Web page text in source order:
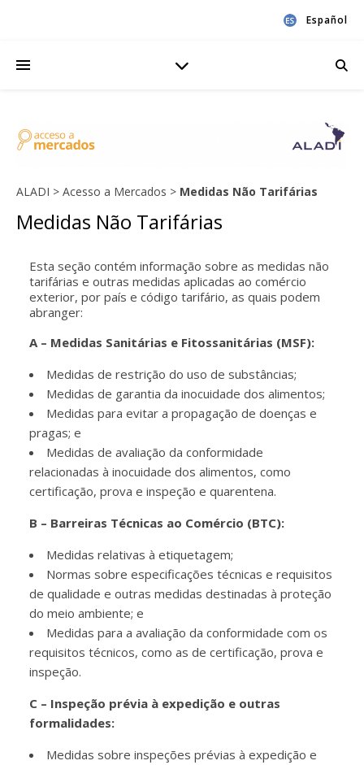
Español
ALADI > Acesso a Mercados > Medidas Não Tarifárias
Medidas Não Tarifárias
Esta seção contém informação sobre as medidas não
tarifárias e outras medidas aplicadas ao comércio
exterior, por país e código tarifário, as quais podem
abranger:
A – Medidas Sanitárias e Fitossanitárias (MSF):
Medidas de restrição do uso de substâncias;
Medidas de garantia da inocuidade dos alimentos;
Medidas para evitar a propagação de doenças e
pragas; e
Medidas de avaliação da conformidade
relacionadas à inocuidade dos alimentos, como
certificação, prova e inspeção e quarentena.
B – Barreiras Técnicas ao Comércio (BTC):
Medidas relativas à etiquetagem;
Normas sobre especificações técnicas e requisitos
de qualidade e outras medidas destinadas à proteção
do meio ambiente; e
Medidas para a avaliação da conformidade com os
requisitos técnicos, como as de certificação, prova e
inspeção.
C – Inspeção prévia à expedição e outras
formalidades:
Medidas sobre inspeções prévias à expedição e